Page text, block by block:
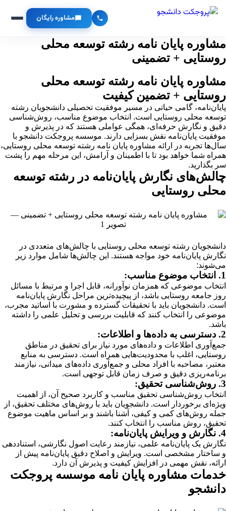
مشاوره رایگان
مشاوره پایان نامه رشته توسعه محلی
روستایی + تضمینی
مشاوره پایان نامه رشته توسعه محلی
روستایی + تضمین کیفیت
پایان‌نامه، گامی حیاتی در مسیر موفقیت تحصیلی دانشجویان رشته
توسعه محلی روستایی است. انتخاب موضوع مناسب، روش‌شناسی
دقیق و نگارش حرفه‌ای، همگی عواملی هستند که در پذیرش و
موفقیت پایان‌نامه نقش بسزایی دارند. موسسه پروجکت دانشجو با
سال‌ها تجربه در ارائه مشاوره پایان نامه رشته توسعه محلی روستایی،
همراه شما خواهد بود تا با اطمینان و آرامش، این مرحله مهم را پشت
سر بگذارید.
چالش‌های نگارش پایان‌نامه در رشته توسعه
محلی روستایی
دانشجویان رشته توسعه محلی روستایی با چالش‌های متعددی در
نگارش پایان‌نامه خود مواجه هستند. این چالش‌ها شامل موارد زیر
می‌شوند:
1. انتخاب موضوع مناسب:
انتخاب موضوعی که همزمان نوآورانه، قابل اجرا و مرتبط با مسائل
روز جامعه روستایی باشد، از پیچیده‌ترین مراحل نگارش پایان‌نامه
است. دانشجویان باید با تحقیقات گسترده و مشورت با اساتید مجرب،
موضوعی را انتخاب کنند که قابلیت بررسی و تحلیل علمی را داشته
باشد.
2. دسترسی به داده‌ها و اطلاعات:
جمع‌آوری اطلاعات و داده‌های مورد نیاز برای تحقیق در مناطق
روستایی، اغلب با محدودیت‌هایی همراه است. دسترسی به منابع
معتبر، مصاحبه با افراد محلی و جمع‌آوری داده‌های میدانی، نیازمند
برنامه‌ریزی دقیق و صرف زمان قابل توجهی است.
3. روش‌شناسی تحقیق:
انتخاب روش‌شناسی تحقیق مناسب و کاربرد صحیح آن، از اهمیت
ویژه‌ای برخوردار است. دانشجویان باید با روش‌های مختلف تحقیق، از
جمله روش‌های کمی و کیفی، آشنا باشند و بر اساس ماهیت موضوع
تحقیق، روش مناسب را انتخاب کنند.
4. نگارش و ویرایش پایان‌نامه:
نگارش یک پایان‌نامه علمی، نیازمند رعایت اصول نگارشی، استناددهی
و ساختار مشخصی است. ویرایش و اصلاح دقیق پایان‌نامه پیش از
ارائه، نقش مهمی در افزایش کیفیت و پذیرش آن دارد.
خدمات مشاوره پایان نامه موسسه پروجکت
دانشجو